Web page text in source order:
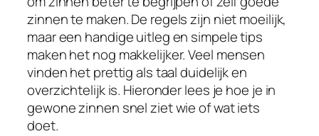
zinnen te maken. De regels zijn niet moeilijk,
maar een handige uitleg en simpele tips
maken het nog makkelijker. Veel mensen
vinden het prettig als taal duidelijk en
overzichtelijk is. Hieronder lees je hoe je in
gewone zinnen snel ziet wie of wat iets
doet.